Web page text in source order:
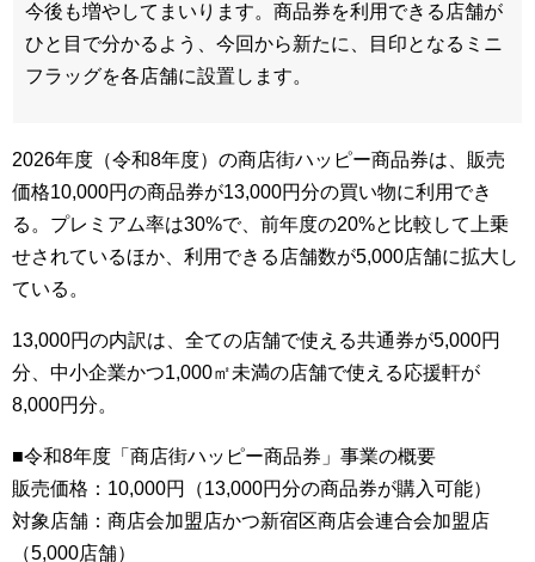
今後も増やしてまいります。商品券を利用できる店舗が
ひと目で分かるよう、今回から新たに、目印となるミニ
フラッグを各店舗に設置します。
2026年度（令和8年度）の商店街ハッピー商品券は、販売
価格10,000円の商品券が13,000円分の買い物に利用でき
る。プレミアム率は30%で、前年度の20%と比較して上乗
せされているほか、利用できる店舗数が5,000店舗に拡大し
ている。
13,000円の内訳は、全ての店舗で使える共通券が5,000円
分、中小企業かつ1,000㎡未満の店舗で使える応援軒が
8,000円分。
■令和8年度「商店街ハッピー商品券」事業の概要
販売価格：10,000円（13,000円分の商品券が購入可能）
対象店舗：商店会加盟店かつ新宿区商店会連合会加盟店
（5,000店舗）